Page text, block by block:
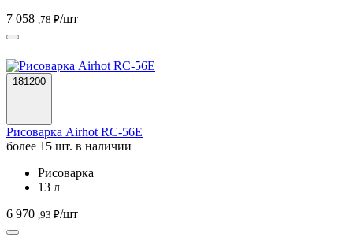
7 058 ,78 ₽/шт
181200
Рисоварка Airhot RC-56E
более 15 шт. в наличии
Рисоварка
13 л
6 970 ,93 ₽/шт